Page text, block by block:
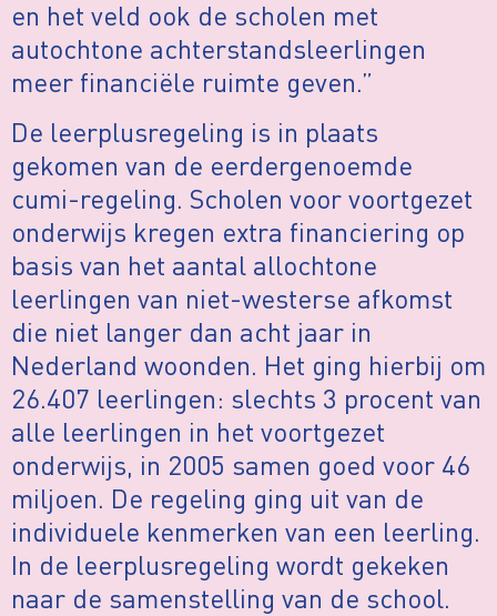
en het veld ook de scholen met
autochtone achterstandsleerlingen
meer financiële ruimte geven.”
De leerplusregeling is in plaats
gekomen van de eerdergenoemde
cumi-regeling. Scholen voor voortgezet
onderwijs kregen extra financiering op
basis van het aantal allochtone
leerlingen van niet-westerse afkomst
die niet langer dan acht jaar in
Nederland woonden. Het ging hierbij om
26.407 leerlingen: slechts 3 procent van
alle leerlingen in het voortgezet
onderwijs, in 2005 samen goed voor 46
miljoen. De regeling ging uit van de
individuele kenmerken van een leerling.
In de leerplusregeling wordt gekeken
naar de samenstelling van de school.